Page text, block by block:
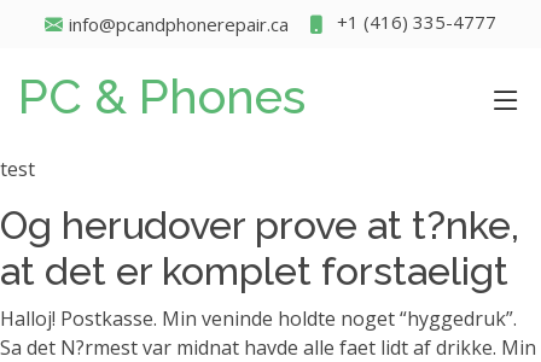
info@pcandphonerepair.ca +1 (416) 335-4777
PC & Phones
test
Og herudover prove at t?nke,
at det er komplet forstaeligt
Halloj! Postkasse. Min veninde holdte noget “hyggedruk”.
Sa det N?rmest var midnat havde alle faet lidt af drikke. Min